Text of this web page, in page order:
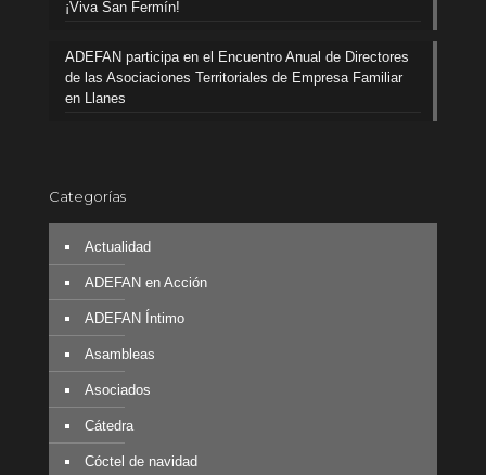
¡Viva San Fermín!
ADEFAN participa en el Encuentro Anual de Directores
de las Asociaciones Territoriales de Empresa Familiar
en Llanes
Categorías
Actualidad
ADEFAN en Acción
ADEFAN Íntimo
Asambleas
Asociados
Cátedra
Cóctel de navidad